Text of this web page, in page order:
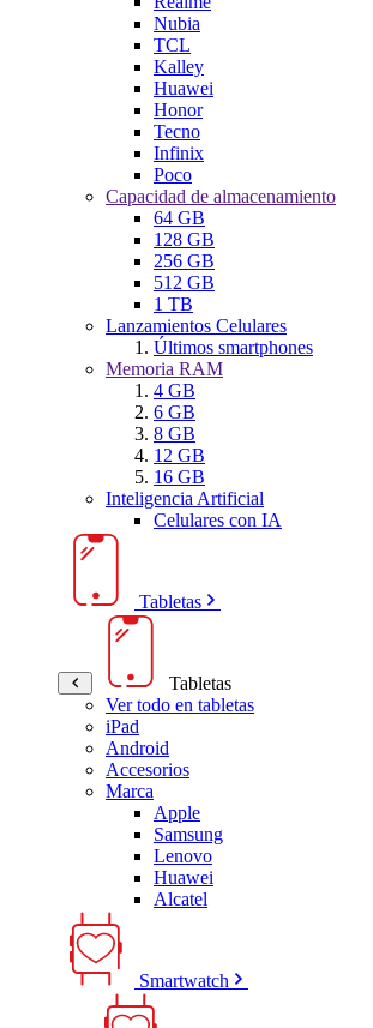
Nubia
TCL
Kalley
Huawei
Honor
Tecno
Infinix
Poco
Capacidad de almacenamiento
64 GB
128 GB
256 GB
512 GB
1 TB
Lanzamientos Celulares
Últimos smartphones
Memoria RAM
4 GB
6 GB
8 GB
12 GB
16 GB
Inteligencia Artificial
Celulares con IA
Tabletas
Tabletas
Ver todo en tabletas
iPad
Android
Accesorios
Marca
Apple
Samsung
Lenovo
Huawei
Alcatel
Smartwatch